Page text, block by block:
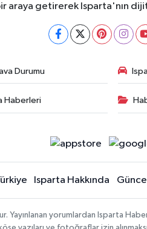
araya getirerek Isparta'nın
Durumu
Haberleri
Isparta Hakkında Güncel
Yayınlanan yorumlardan Isparta